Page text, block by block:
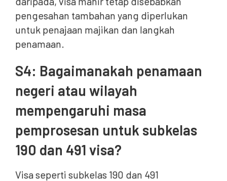
pengesahan tambahan yang diperlukan
untuk penajaan majikan dan langkah
penamaan.
S4: Bagaimanakah penamaan
negeri atau wilayah
mempengaruhi masa
pemprosesan untuk subkelas
190 dan 491 visa?
Visa seperti subkelas 190 dan 491